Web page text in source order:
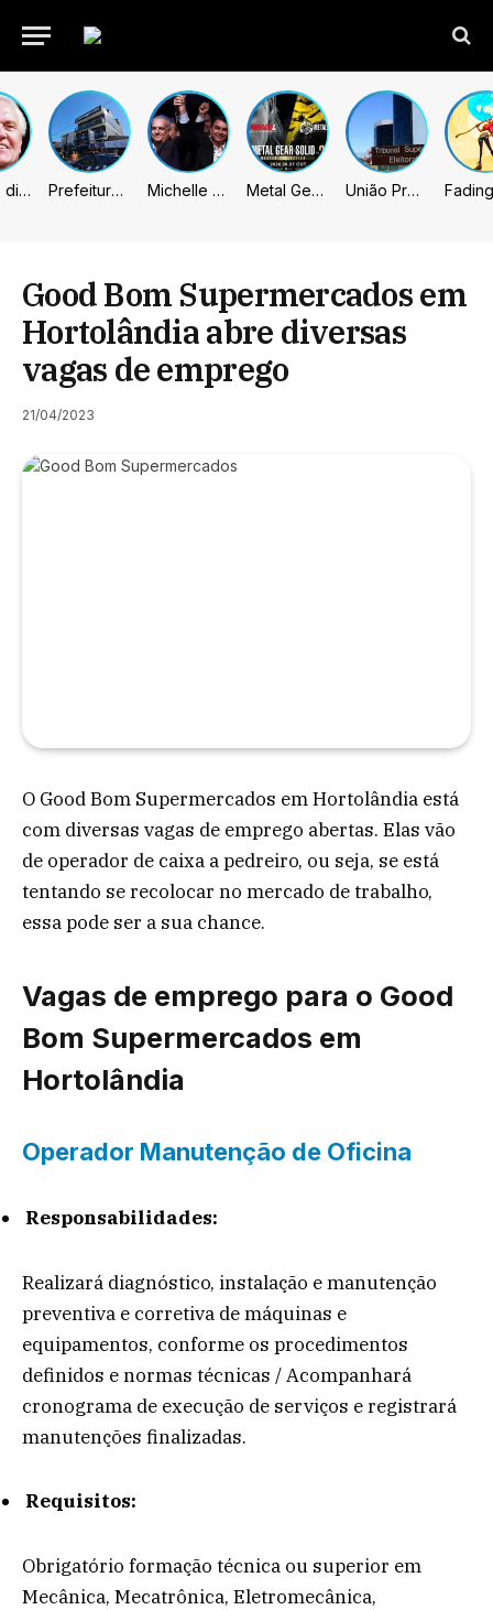
Caiado diz que “governa” com emendas e julga facções terroristas Prefeitura de Sumaré inaugura nova subsede da GCM na Área Cura Michelle celebra vice de Flávio: “Que chapa possa ser vitoriosa” Metal Gear Solid: Master Collection 2 terá legendas e menus em portugues União Progressista e PL terão mais tempo de propaganda eleitoral
Good Bom Supermercados em
Hortolândia abre diversas
vagas de emprego
21/04/2023
O Good Bom Supermercados em Hortolândia está
com diversas vagas de emprego abertas. Elas vão
de operador de caixa a pedreiro, ou seja, se está
tentando se recolocar no mercado de trabalho,
essa pode ser a sua chance.
Vagas de emprego para o Good
Bom Supermercados em
Hortolândia
Operador Manutenção de Oficina
Responsabilidades:
Realizará diagnóstico, instalação e manutenção
preventiva e corretiva de máquinas e
equipamentos, conforme os procedimentos
definidos e normas técnicas / Acompanhará
cronograma de execução de serviços e registrará
manutenções finalizadas.
Requisitos:
Obrigatório formação técnica ou superior em
Mecânica, Mecatrônica, Eletromecânica,